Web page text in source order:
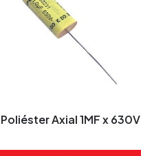
Axial 1MF x 630V